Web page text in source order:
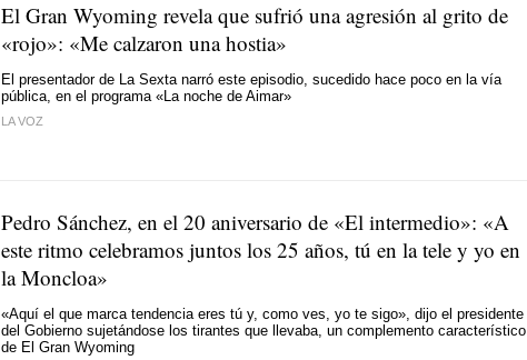
El Gran Wyoming revela que sufrió una agresión al grito de
«rojo»: «Me calzaron una hostia»
El presentador de La Sexta narró este episodio, sucedido hace poco en la vía
pública, en el programa «La noche de Aimar»
LA VOZ
Pedro Sánchez, en el 20 aniversario de «El intermedio»: «A
este ritmo celebramos juntos los 25 años, tú en la tele y yo en
la Moncloa»
«Aquí el que marca tendencia eres tú y, como ves, yo te sigo», dijo el presidente
del Gobierno sujetándose los tirantes que llevaba, un complemento característico
de El Gran Wyoming